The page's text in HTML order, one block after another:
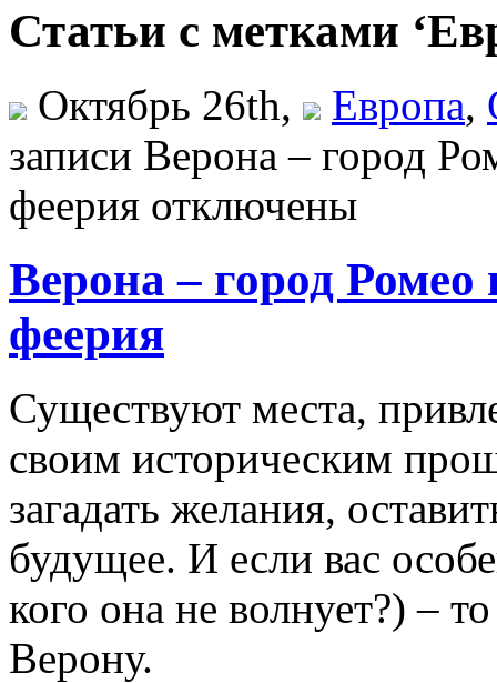
Статьи с метками
Октябрь 26th, Европа,
записи Верона – город
феерия отключены
Верона – город
феерия
Существуют места,
своим историческим
загадать желания,
будущее. И если вас
кого она не волнует?) –
Верону.